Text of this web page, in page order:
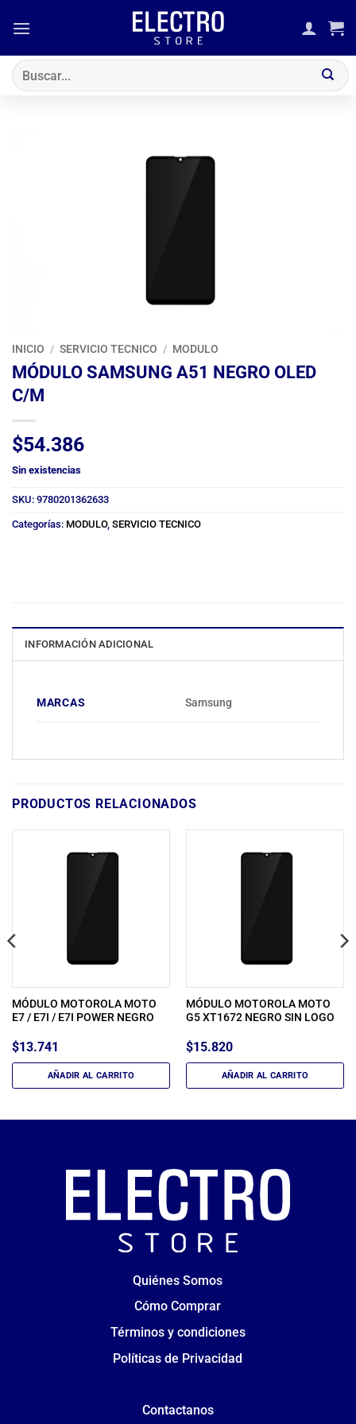
Buscar
por:
INICIO / SERVICIO TECNICO / MODULO
MÓDULO SAMSUNG A51 NEGRO OLED
C/M
$54.386
Sin existencias
SKU: 9780201362633
Categorías: MODULO, SERVICIO TECNICO
INFORMACIÓN ADICIONAL
MARCAS Samsung
PRODUCTOS RELACIONADOS
MÓDULO MOTOROLA MOTO
E7 / E7I / E7I POWER NEGRO
$13.741
AÑADIR AL CARRITO
MÓDULO MOTOROLA MOTO
G5 XT1672 NEGRO SIN LOGO
$15.820
AÑADIR AL CARRITO
Quiénes Somos
Cómo Comprar
Términos y condiciones
Políticas de Privacidad
Contactanos